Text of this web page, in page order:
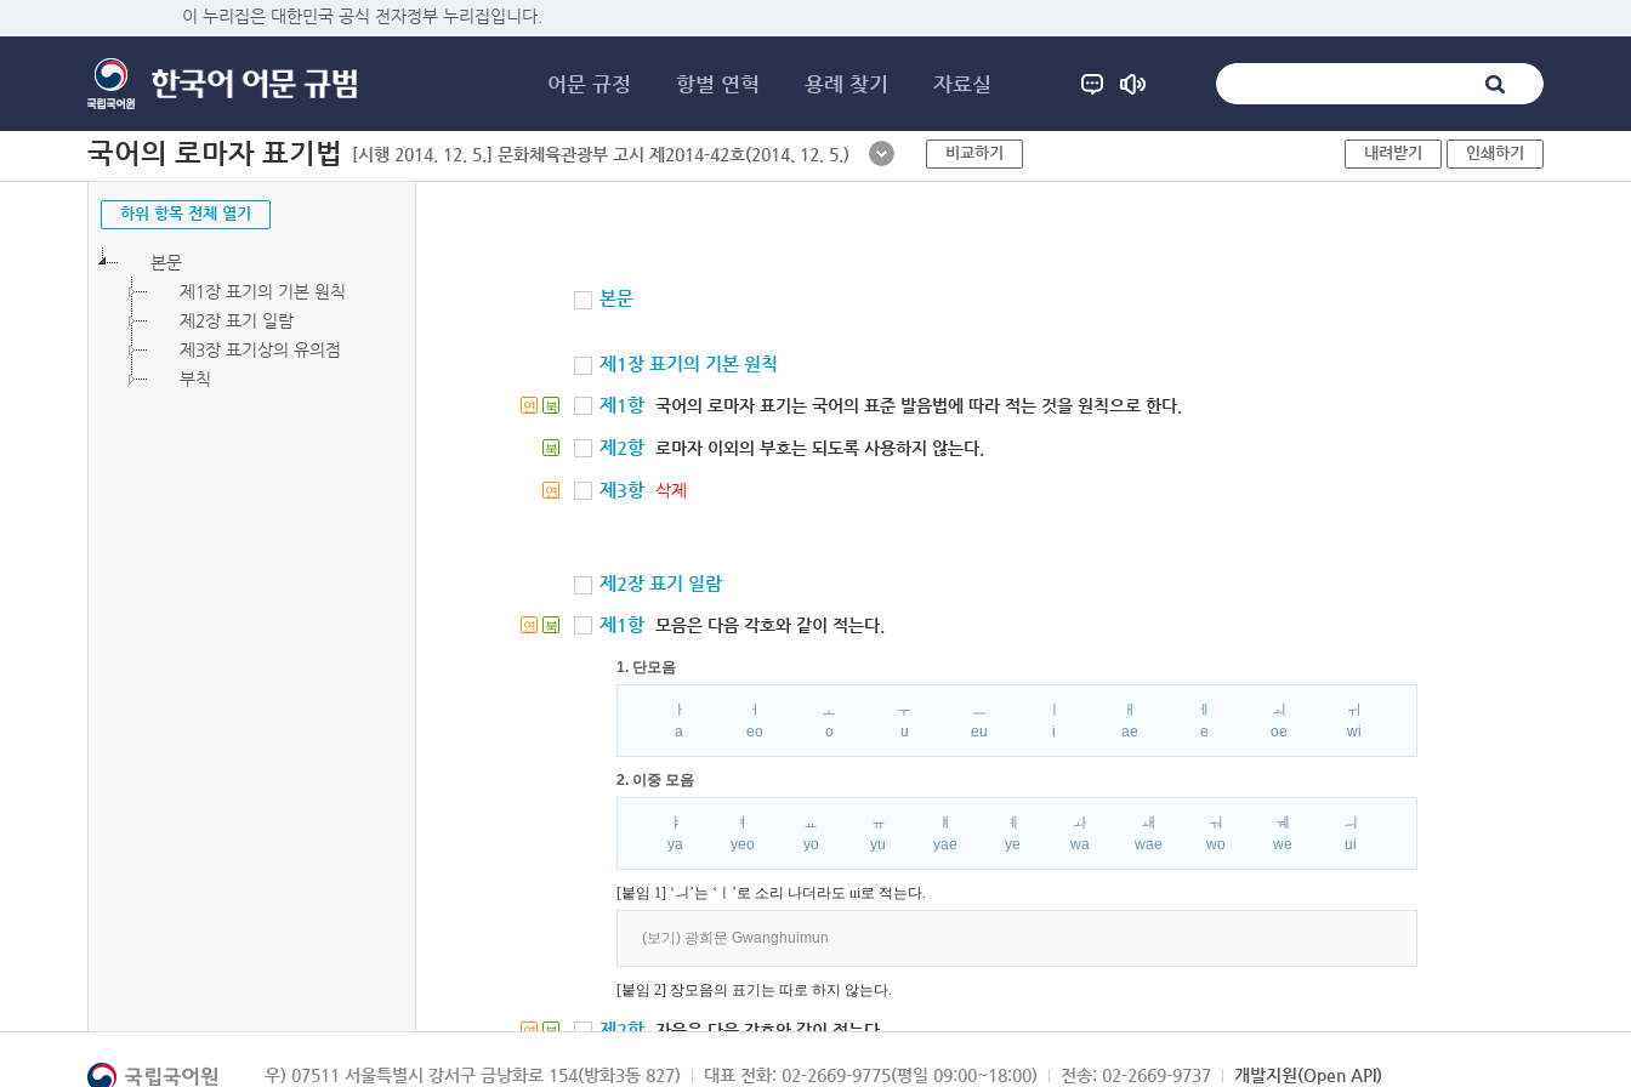
이 누리집은 대한민국 공식 전자정부 누리집입니다.
어문 규정 항별 연혁 용례 찾기 자료실
국어의 로마자 표기법 [시행 2014. 12. 5.] 문화체육관광부 고시 제2014-42호(2014. 12. 5.) 비교하기 내려받기 인쇄하기
하위 항목 전체 열기
본문
제1장 표기의 기본 원칙
제2장 표기 일람
제3장 표기상의 유의점
부칙
본문
제1장 표기의 기본 원칙
연 북 제1항 국어의 로마자 표기는 국어의 표준 발음법에 따라 적는 것을 원칙으로 한다.
북 제2항 로마자 이외의 부호는 되도록 사용하지 않는다.
연 제3항 삭제
제2장 표기 일람
연 북 제1항 모음은 다음 각호와 같이 적는다.
1. 단모음
ㅏ
a
ㅓ
eo
ㅗ
o
ㅜ
u
ㅡ
eu
i
ㅐ
ae
ㅔ
e
ㅚ
oe
ㅟ
wi
2. 이중 모음
ㅑ
ya
ㅕ
yeo
ㅛ
yo
ㅠ
yu
ㅒ
yae
ㅖ
ye
ㅘ
wa
ㅙ
wae
ㅝ
wo
ㅞ
we
ㅢ
ui
[붙임 1] ‘ㅢ’는 ‘ㅣ’로 소리 나더라도 ui로 적는다.
(보기) 광희문 Gwanghuimun
[붙임 2] 장모음의 표기는 따로 하지 않는다.
연 북 제2항 자음은 다음 각호와 같이 적는다.
1. 파열음
우) 07511 서울특별시 강서구 금낭화로 154(방화3동 827) 대표 전화: 02-2669-9775(평일 09:00~18:00) 전송: 02-2669-9737 개발지원(Open API)